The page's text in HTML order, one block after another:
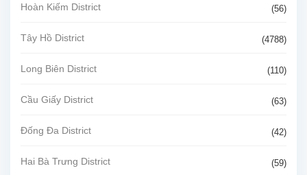
Hoàn Kiếm District (56)
Tây Hồ District (4788)
Long Biên District (110)
Cầu Giấy District (63)
Đống Đa District (42)
Hai Bà Trưng District (59)